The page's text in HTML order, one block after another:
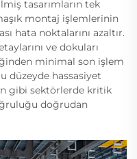
tasarımların tek
montaj işlemlerinin
hata noktalarını azaltır.
ve dokuları
minimal son işlem
düzeyde hassasiyet
gibi sektörlerde kritik
doğrudan